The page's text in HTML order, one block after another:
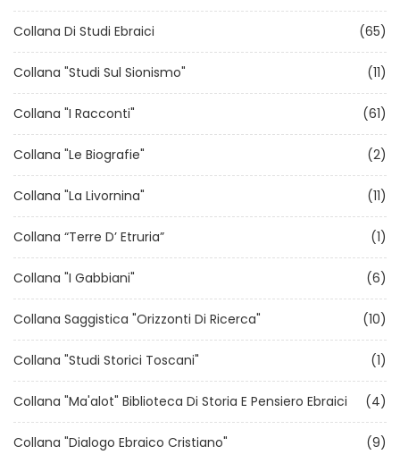
Collana Di Studi Ebraici (65)
Collana "Studi Sul Sionismo" (11)
Collana "I Racconti" (61)
Collana "Le Biografie" (2)
Collana "La Livornina" (11)
Collana “Terre D’ Etruria” (1)
Collana "I Gabbiani" (6)
Collana Saggistica "Orizzonti Di Ricerca" (10)
Collana "Studi Storici Toscani" (1)
Collana "Ma'alot" Biblioteca Di Storia E Pensiero Ebraici (4)
Collana "Dialogo Ebraico Cristiano" (9)